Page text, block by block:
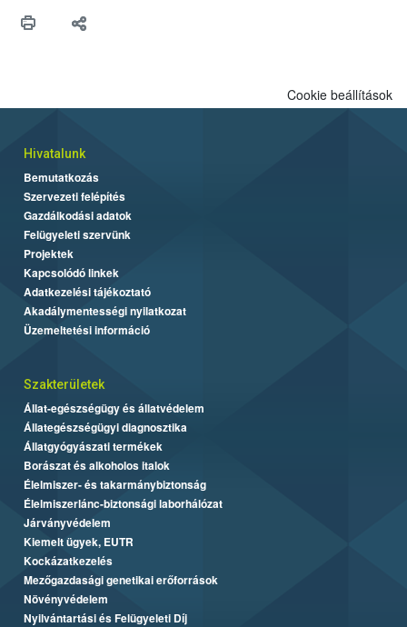
Cookie beállítások
Hivatalunk
Bemutatkozás
Szervezeti felépítés
Gazdálkodási adatok
Felügyeleti szervünk
Projektek
Kapcsolódó linkek
Adatkezelési tájékoztató
Akadálymentességi nyilatkozat
Üzemeltetési információ
Szakterületek
Állat-egészségügy és állatvédelem
Állategészségügyi diagnosztika
Állatgyógyászati termékek
Borászat és alkoholos italok
Élelmiszer- és takarmánybiztonság
Élelmiszerlánc-biztonsági laborhálózat
Járványvédelem
Kiemelt ügyek, EUTR
Kockázatkezelés
Mezőgazdasági genetikai erőforrások
Növényvédelem
Nyilvántartási és Felügyeleti Díj